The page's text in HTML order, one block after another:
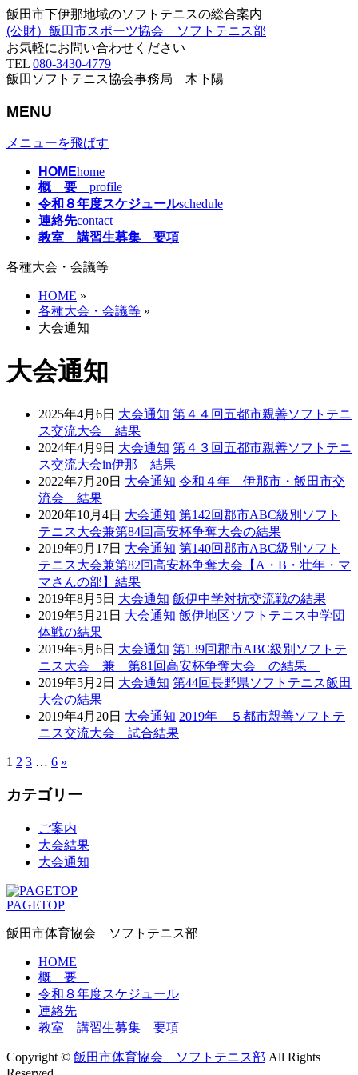
飯田市下伊那地域のソフトテニスの総合案内
(公財）飯田市スポーツ協会 ソフトテニス部
お気軽にお問い合わせください
TEL 080-3430-4779
飯田ソフトテニス協会事務局 木下陽
MENU
メニューを飛ばす
HOMEhome
概 要 profile
令和８年度スケジュールschedule
連絡先contact
教室 講習生募集 要項
各種大会・会議等
HOME »
各種大会・会議等 »
大会通知
大会通知
2025年4月6日 大会通知 第４４回五都市親善ソフトテニ
ス交流大会 結果
2024年4月9日 大会通知 第４３回五都市親善ソフトテニ
ス交流大会in伊那 結果
2022年7月20日 大会通知 令和４年 伊那市・飯田市交
流会 結果
2020年10月4日 大会通知 第142回郡市ABC級別ソフト
テニス大会兼第84回高安杯争奪大会の結果
2019年9月17日 大会通知 第140回郡市ABC級別ソフト
テニス大会兼第82回高安杯争奪大会【A・B・壮年・マ
マさんの部】結果
2019年8月5日 大会通知 飯伊中学対抗交流戦の結果
2019年5月21日 大会通知 飯伊地区ソフトテニス中学団
体戦の結果
2019年5月6日 大会通知 第139回郡市ABC級別ソフトテ
ニス大会 兼 第81回高安杯争奪大会 の結果
2019年5月2日 大会通知 第44回長野県ソフトテニス飯田
大会の結果
2019年4月20日 大会通知 2019年 ５都市親善ソフトテ
ニス交流大会 試合結果
1 2 3 … 6 »
カテゴリー
ご案内
大会結果
大会通知
PAGETOP
飯田市体育協会 ソフトテニス部
HOME
概 要
令和８年度スケジュール
連絡先
教室 講習生募集 要項
Copyright © 飯田市体育協会 ソフトテニス部 All Rights